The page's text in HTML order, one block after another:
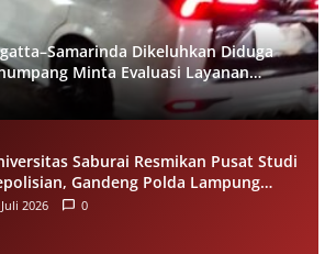
Dikeluhkan Diduga
Minta Evaluasi Layanan
Saburai Resmikan Pusat Studi
Gandeng Polda Lampung
Riset dan Pelayanan Publik
2026 0